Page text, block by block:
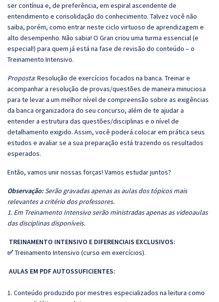
ser contínua e, de preferência, em espiral ascendente de
entendimento e consolidação do conhecimento. Talvez você não
saiba, porém, como entrar neste ciclo virtuoso de aprendizagem e
alto desempenho. Não sabia! O Gran criou uma turma essencial (e
especial!) para quem já está na fase de revisão do conteúdo – o
Treinamento Intensivo.
Proposta: Resolução de exercícios focados na banca. Treinar e
acompanhar a resolução de provas/questões de maneira minuciosa
para te levar a um melhor nível de compreensão sobre as exigências
da banca organizadora do seu concurso, além de te ajudar a
entender a estrutura das questões/disciplinas e o nível de
detalhamento exigido. Assim, você poderá colocar em prática seus
estudos e avaliar se a sua preparação está trazendo os resultados
esperados.
Então, vamos unir nossas forças! Vamos estudar juntos?
Observação:Serão gravadas apenas as aulas dos tópicos mais
relevantes a critério dos professores.
1. Em Treinamento Intensivo serão ministradas apenas as videoaulas
das disciplinas disponíveis.
TREINAMENTO INTENSIVO E DIFERENCIAIS EXCLUSIVOS:
✅Treinamento Intensivo (curso em exercícios).
AULAS EM PDF AUTOSSUFICIENTES:
1. Conteúdo produzido por mestres especializados na leitura como